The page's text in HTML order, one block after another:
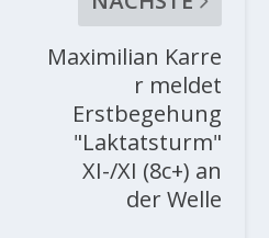
Maximilian Karre
r meldet
Erstbegehung
"Laktatsturm"
XI-/XI (8c+) an
der Welle